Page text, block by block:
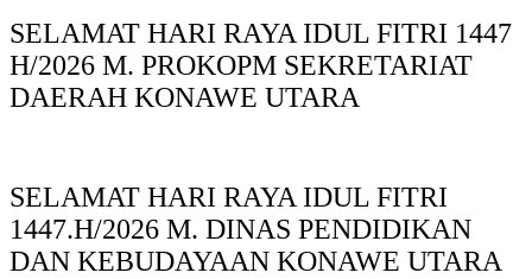
SELAMAT HARI RAYA IDUL FITRI 1447
H/2026 M. PROKOPM SEKRETARIAT
DAERAH KONAWE UTARA
SELAMAT HARI RAYA IDUL FITRI
1447.H/2026 M. DINAS PENDIDIKAN
DAN KEBUDAYAAN KONAWE UTARA